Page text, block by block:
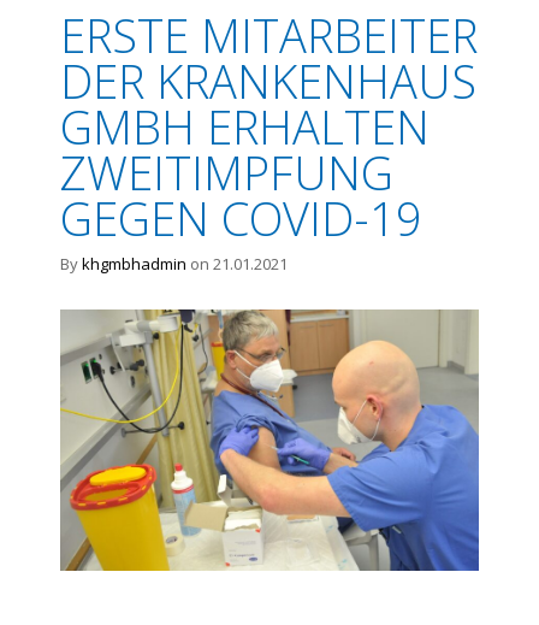
ERSTE MITARBEITER
DER KRANKENHAUS
GMBH ERHALTEN
ZWEITIMPFUNG
GEGEN COVID-19
Bykhgmbhadmin on 21.01.2021